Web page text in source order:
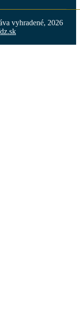
vyhradené, 2026